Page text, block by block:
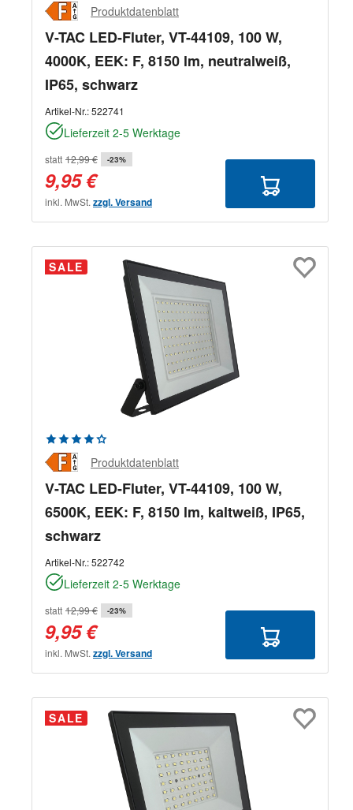
Produktdatenblatt
V-TAC LED-Fluter, VT-44109, 100 W,
4000K, EEK: F, 8150 lm, neutralweiß,
IP65, schwarz
Artikel-Nr.:522741
Lieferzeit 2-5 Werktage
statt 12,99 € -23%
9,95 €
inkl. MwSt. zzgl. Versand
SALE
Durchschnittliche Bewertung von 4.33 von 5 Sternen
Produktdatenblatt
V-TAC LED-Fluter, VT-44109, 100 W,
6500K, EEK: F, 8150 lm, kaltweiß, IP65,
schwarz
Artikel-Nr.:522742
Lieferzeit 2-5 Werktage
statt 12,99 € -23%
9,95 €
inkl. MwSt. zzgl. Versand
SALE